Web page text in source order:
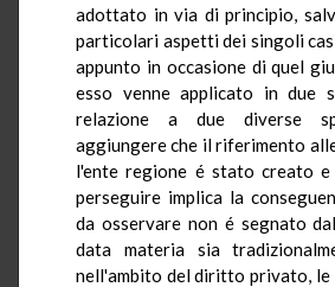
adottato in via di principio,
particolari aspetti dei singoli
appunto in occasione di quel
esso venne applicato in due
relazione a due diverse
aggiungere che il riferimento
l'ente regione é stato creato e
perseguire implica la
da osservare non é segnato
data materia sia
nell'ambito del diritto privato, le